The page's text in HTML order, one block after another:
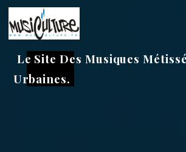
Aller
au
contenu
Le Site Des Musiques
Urbaines.